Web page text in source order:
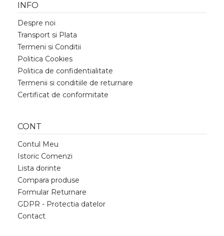
INFO
Despre noi
Transport si Plata
Termeni si Conditii
Politica Cookies
Politica de confidentialitate
Termenii si conditiile de returnare
Certificat de conformitate
CONT
Contul Meu
Istoric Comenzi
Lista dorinte
Compara produse
Formular Returnare
GDPR - Protectia datelor
Contact